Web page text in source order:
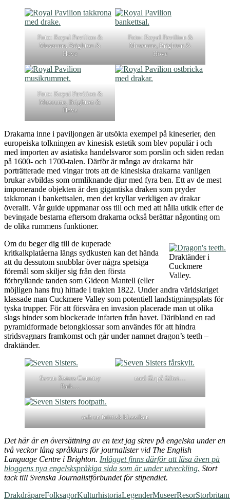
Foto: Royal Pavilion &
Museums, Brighton &
Hove
Foto: Royal Pavilion &
Museums, Brighton &
Hove
Foto: Royal Pavilion &
Museums, Brighton &
Hove
Drakarna inne i paviljongen är utsökta exempel på kineserier, den
europeiska tolkningen av kinesisk estetik som blev populär i och
med importen av asiatiska handelsvaror som porslin och siden redan
på 1600- och 1700-talen. Därför är många av drakarna här
porträtterade med vingar trots att de kinesiska drakarna vanligen
brukar avbildas som ormliknande djur med fyra ben. Ett av de mest
imponerande objekten är den gigantiska draken som pryder
takkronan i bankettsalen, men det kryllar verkligen av drakar
överallt. Vår guide uppmanar oss till och med att hålla utkik efter de
bevingade bestarna eftersom drakarna också berättar någonting om
de olika rummens funktioner.
Draktänder i
Cuckmere
Valley.
Om du beger dig till de kuperade
kritkalkplatåerna längs sydkusten kan det hända
att du dessutom snubblar över några spetsiga
föremål som skiljer sig från den första
förbryllande tanden som Gideon Mantell (eller
möjligen hans fru) hittade i trakten 1822. Under andra världskriget
klassade man Cuckmere Valley som potentiell landstigningsplats för
tyska trupper. För att försvåra en invasion placerade man ut olika
slags hinder som blockerade infarten från havet. Däribland en rad
pyramidformade betongklossar som användes för att hindra
stridsvagnars framkomst och går under namnet dragon’s teeth –
draktänder.
Seven Sisters Country
Park…
med får på fältet…
och en brittisk klassiker.
Det här är en översättning av en text jag skrev på engelska under en
två veckor lång språkkurs för journalister vid The English
Language Centre i Brighton. Inlägget finns därför att läsa även på
bloggens nya engelskspråkiga sida som är under utveckling. Stort
tack till Svenska Journalistförbundet för stipendiet.
DrakdräpareFolksagorKulturhistoriaLegenderMuseerResor